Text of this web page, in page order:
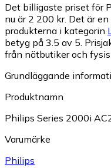
Det billigaste priset för
nu är 2 200 kr. Det är
produkterna i kategorin
betyg på 3.5 av 5.
från nätbutiker och
Grundläggande
Produktnamn
Philips Series 2000i
Varumärke
Philips